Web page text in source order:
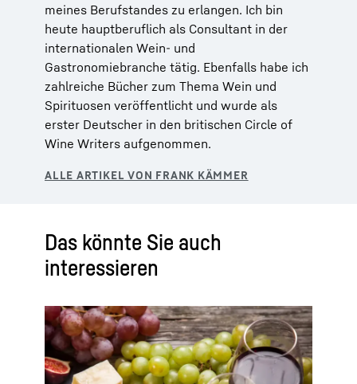
meines Berufstandes zu erlangen. Ich bin
heute hauptberuflich als Consultant in der
internationalen Wein- und
Gastronomiebranche tätig. Ebenfalls habe ich
zahlreiche Bücher zum Thema Wein und
Spirituosen veröffentlicht und wurde als
erster Deutscher in den britischen Circle of
Wine Writers aufgenommen.
Das könnte Sie auch
interessieren